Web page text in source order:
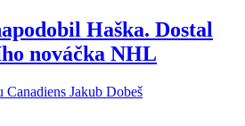
Haška. Dostal
nováčka NHL